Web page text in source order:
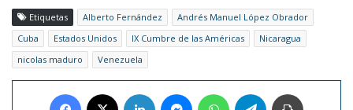
Etiquetas Alberto Fernández
Andrés Manuel López Obrador
Cuba
Estados Unidos IX Cumbre de las Américas
Nicaragua
nicolas maduro
Venezuela
Facebook LinkedIn MessengerWhatsAppTelegram